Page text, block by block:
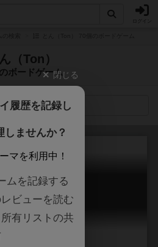
（Ton）
ボードゲーム
検索メニュー
トントン
Ton Ton
閉じる
履歴を記録し
しませんか？
マを利用中！
ムを記録する
ビューを読む
有リストの共